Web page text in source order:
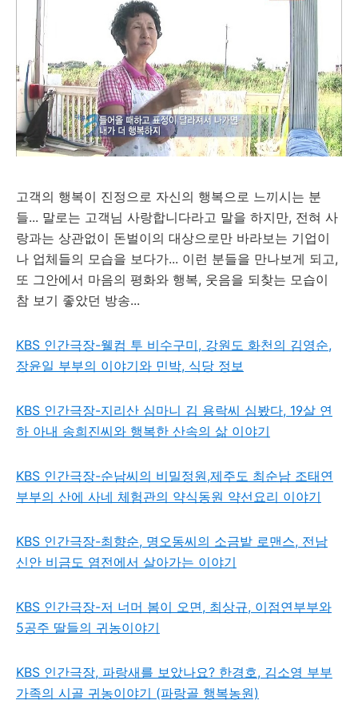
고객의 행복이 진정으로 자신의 행복으로 느끼시는 분
들... 말로는 고객님 사랑합니다라고 말을 하지만, 전혀 사
랑과는 상관없이 돈벌이의 대상으로만 바라보는 기업이
나 업체들의 모습을 보다가... 이런 분들을 만나보게 되고,
또 그안에서 마음의 평화와 행복, 웃음을 되찾는 모습이
참 보기 좋았던 방송...
KBS 인간극장-웰컴 투 비수구미, 강원도 화천의 김영순,
장윤일 부부의 이야기와 민박, 식당 정보
KBS 인간극장-지리산 심마니 김 용락씨 심봤다, 19살 연
하 아내 송희진씨와 행복한 산속의 삶 이야기
KBS 인간극장-순남씨의 비밀정원,제주도 최순남 조태연
부부의 산에 사네 체험관의 약식동원 약선요리 이야기
KBS 인간극장-최향순, 명오동씨의 소금밭 로맨스, 전남
신안 비금도 염전에서 살아가는 이야기
KBS 인간극장-저 너머 봄이 오면, 최상규, 이점연부부와
5공주 딸들의 귀농이야기
KBS 인간극장, 파랑새를 보았나요? 한경호, 김소영 부부
가족의 시골 귀농이야기 (파랑골 행복농원)